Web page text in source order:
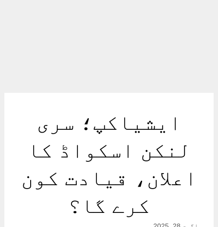
ایشیاکپ؛ سری
لنکن اسکواڈ کا
اعلان، قیادت کون
کرے گا؟